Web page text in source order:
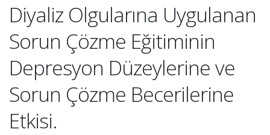
Diyaliz Olgularına Uygulanan
Sorun Çözme Eğitiminin
Depresyon Düzeylerine ve
Sorun Çözme Becerilerine
Etkisi.